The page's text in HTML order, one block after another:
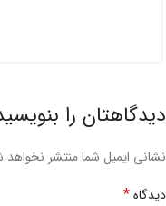
دیدگاهتان را
نشانی ایمیل شما منتشر
دیدگاه*